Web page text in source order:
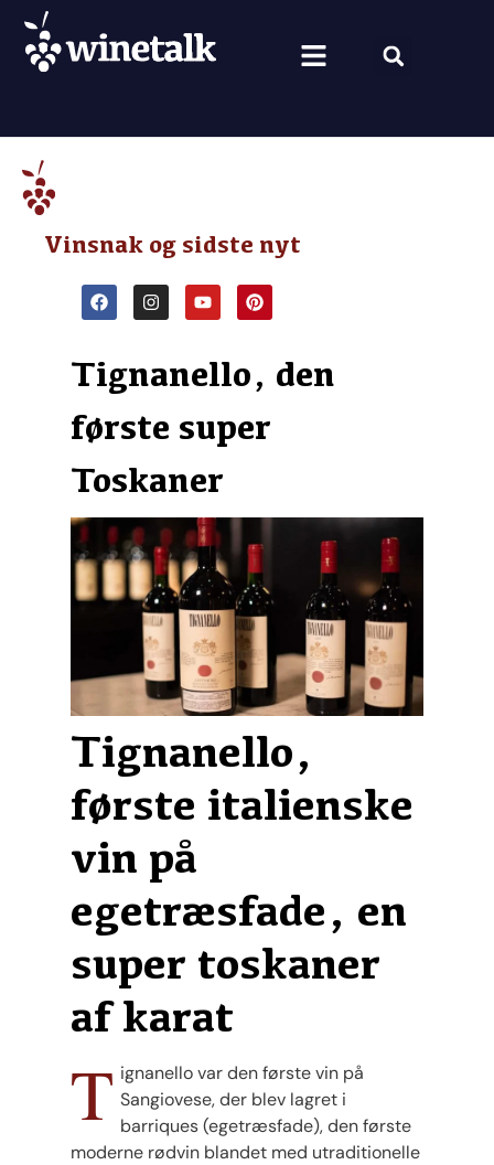
Vinsnak og sidste nyt
Tignanello, den
første super
Toskaner
Tignanello,
første italienske
vin på
egetræsfade, en
super toskaner
af karat
T ignanello var den første vin på
Sangiovese, der blev lagret i
barriques (egetræsfade), den første
moderne rødvin blandet med utraditionelle